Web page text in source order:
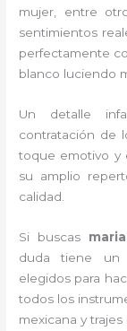
mujer, entre
sentimientos
perfectamente
blanco luciendo
Un detalle
contratación de
toque emotivo y
su amplio
calidad.
Si buscas
duda tiene un
elegidos para
todos los
mexicana y trajes